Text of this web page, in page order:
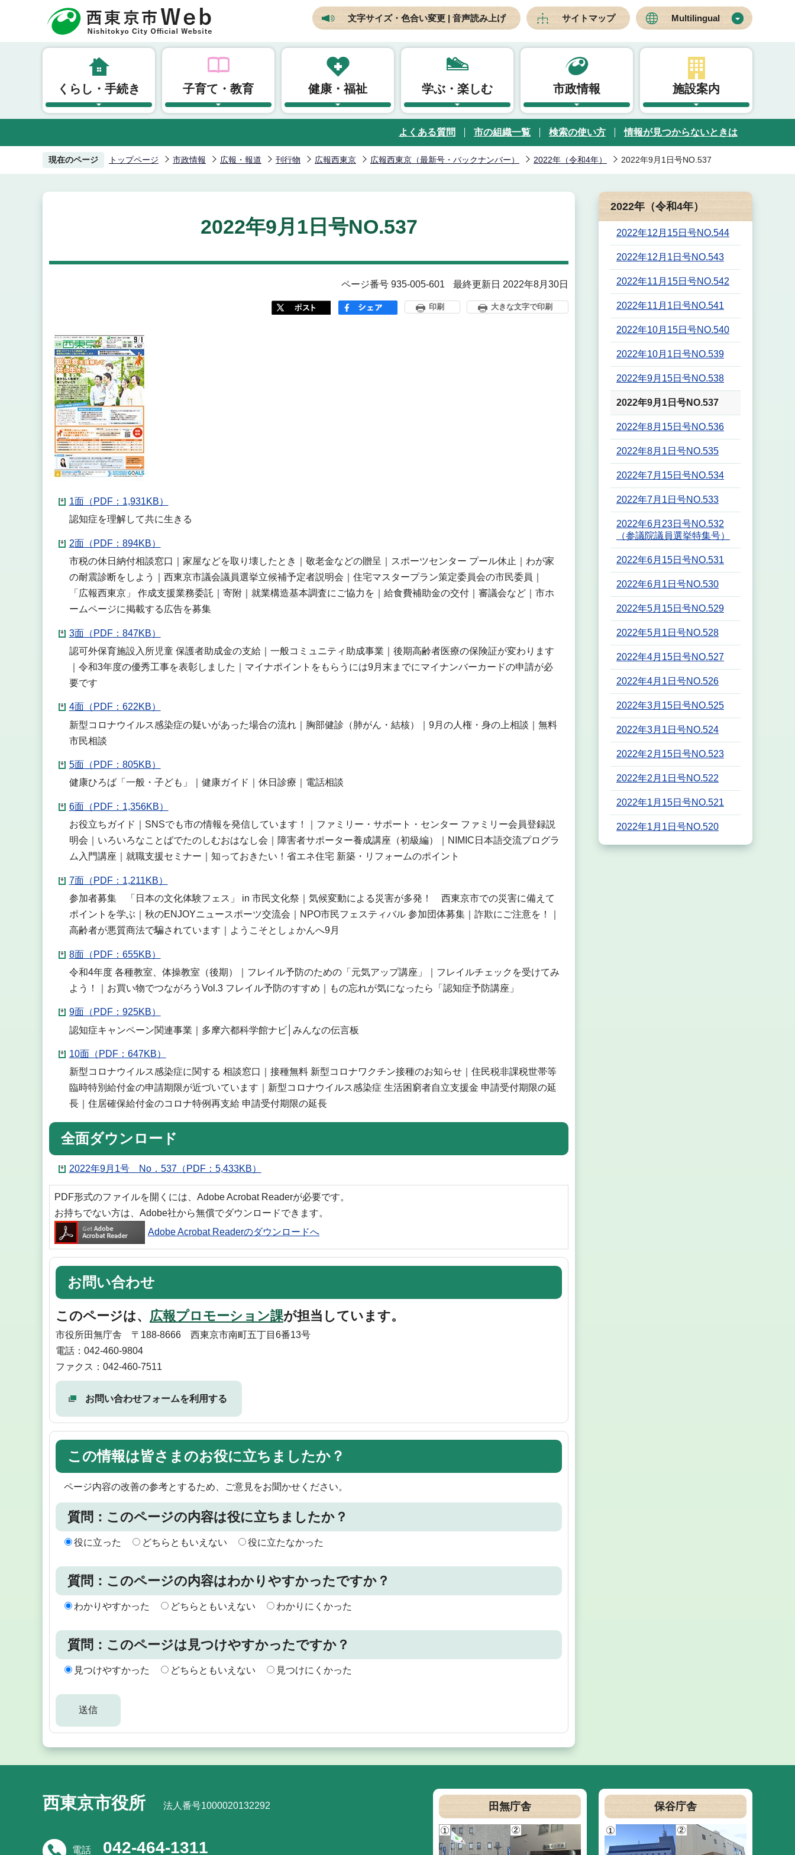
頭
文字サイズ・色合い変更 | 音声読み上げ サイトマップ Multilingual
くらし・手続き 子育て・教育 健康・福祉 学ぶ・楽しむ 市政情報 施設案内
よくある質問 市の組織一覧 検索の使い方 情報が見つからないときは
現在のページ トップページ 市政情報 広報・報道 刊行物 広報西東京 広報西東京（最新号・バックナンバー） 2022年（令和4年） 2022年9月1日号NO.537
2022年9月1日号NO.537
ページ番号 935-005-601 最終更新日 2022年8月30日
印刷 大きな文字で印刷
1面（PDF：1,931KB）
認知症を理解して共に生きる
2面（PDF：894KB）
市税の休日納付相談窓口｜家屋などを取り壊したとき｜敬老金などの贈呈｜スポーツセンター プール休止｜わが家
の耐震診断をしよう｜西東京市議会議員選挙立候補予定者説明会｜住宅マスタープラン策定委員会の市民委員｜
「広報西東京」 作成支援業務委託｜寄附｜就業構造基本調査にご協力を｜給食費補助金の交付｜審議会など｜市ホ
ームページに掲載する広告を募集
3面（PDF：847KB）
認可外保育施設入所児童 保護者助成金の支給｜一般コミュニティ助成事業｜後期高齢者医療の保険証が変わります
｜令和3年度の優秀工事を表彰しました｜マイナポイントをもらうには9月末までにマイナンバーカードの申請が必
要です
4面（PDF：622KB）
新型コロナウイルス感染症の疑いがあった場合の流れ｜胸部健診（肺がん・結核）｜9月の人権・身の上相談｜無料
市民相談
5面（PDF：805KB）
健康ひろば「一般・子ども」｜健康ガイド｜休日診療｜電話相談
6面（PDF：1,356KB）
お役立ちガイド｜SNSでも市の情報を発信しています！｜ファミリー・サポート・センター ファミリー会員登録説
明会｜いろいろなことばでたのしむおはなし会｜障害者サポーター養成講座（初級編）｜NIMIC日本語交流プログラ
ム入門講座｜就職支援セミナー｜知っておきたい！省エネ住宅 新築・リフォームのポイント
7面（PDF：1,211KB）
参加者募集 「日本の文化体験フェス」 in 市民文化祭｜気候変動による災害が多発！ 西東京市での災害に備えて
ポイントを学ぶ｜秋のENJOYニュースポーツ交流会｜NPO市民フェスティバル 参加団体募集｜詐欺にご注意を！｜
高齢者が悪質商法で騙されています｜ようこそとしょかんへ9月
8面（PDF：655KB）
令和4年度 各種教室、体操教室（後期）｜フレイル予防のための「元気アップ講座」｜フレイルチェックを受けてみ
よう！｜お買い物でつながろうVol.3 フレイル予防のすすめ｜もの忘れが気になったら「認知症予防講座」
9面（PDF：925KB）
認知症キャンペーン関連事業｜多摩六都科学館ナビ│みんなの伝言板
10面（PDF：647KB）
新型コロナウイルス感染症に関する 相談窓口｜接種無料 新型コロナワクチン接種のお知らせ｜住民税非課税世帯等
臨時特別給付金の申請期限が近づいています｜新型コロナウイルス感染症 生活困窮者自立支援金 申請受付期限の延
長｜住居確保給付金のコロナ特例再支給 申請受付期限の延長
全面ダウンロード
2022年9月1号 No．537（PDF：5,433KB）
PDF形式のファイルを開くには、Adobe Acrobat Readerが必要です。
お持ちでない方は、Adobe社から無償でダウンロードできます。
Adobe Acrobat Readerのダウンロードへ
お問い合わせ
このページは、 広報プロモーション課が担当しています。
市役所田無庁舎 〒188-8666 西東京市南町五丁目6番13号
電話：042-460-9804
ファクス：042-460-7511
お問い合わせフォームを利用する
この情報は皆さまのお役に立ちましたか？
ページ内容の改善の参考とするため、ご意見をお聞かせください。
質問：このページの内容は役に立ちましたか？
役に立った どちらともいえない 役に立たなかった
質問：このページの内容はわかりやすかったですか？
わかりやすかった どちらともいえない わかりにくかった
質問：このページは見つけやすかったですか？
見つけやすかった どちらともいえない 見つけにくかった
2022年（令和4年）
2022年12月15日号NO.544
2022年12月1日号NO.543
2022年11月15日号NO.542
2022年11月1日号NO.541
2022年10月15日号NO.540
2022年10月1日号NO.539
2022年9月15日号NO.538
2022年9月1日号NO.537
2022年8月15日号NO.536
2022年8月1日号NO.535
2022年7月15日号NO.534
2022年7月1日号NO.533
2022年6月23日号NO.532
（参議院議員選挙特集号）
2022年6月15日号NO.531
2022年6月1日号NO.530
2022年5月15日号NO.529
2022年5月1日号NO.528
2022年4月15日号NO.527
2022年4月1日号NO.526
2022年3月15日号NO.525
2022年3月1日号NO.524
2022年2月15日号NO.523
2022年2月1日号NO.522
2022年1月15日号NO.521
2022年1月1日号NO.520
西東京市役所 法人番号1000020132292
電話 042-464-1311
田無庁舎 保谷庁舎